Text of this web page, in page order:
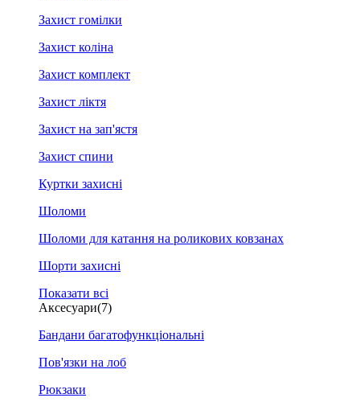
Захист гомілки
Захист коліна
Захист комплект
Захист ліктя
Захист на зап'ястя
Захист спини
Куртки захисні
Шоломи
Шоломи для катання на роликових ковзанах
Шорти захисні
Показати всі
Аксесуари(7)
Бандани багатофункціональні
Пов'язки на лоб
Рюкзаки